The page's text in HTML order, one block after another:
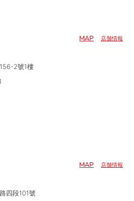
MAP 店舗情報
2號1樓
MAP 店舗情報
四段101號